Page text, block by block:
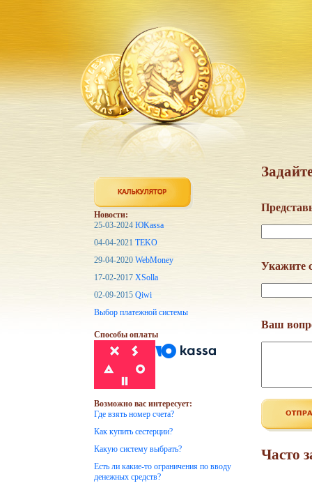
Укажите
Ваш
Часто
Новости:
25-03-2024 ЮKassa
04-04-2021 TEKO
29-04-2020 WebMoney
17-02-2017 XSolla
02-09-2015 Qiwi
Выбор платежной системы
Способы оплаты
Возможно вас интересует:
Где взять номер счета?
Как купить сестерции?
Какую систему выбрать?
Есть ли какие-то ограничения по вводу
денежных средств?